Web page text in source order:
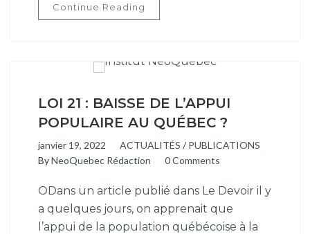
Continue Reading
LOI 21 : BAISSE DE L’APPUI
POPULAIRE AU QUÉBEC ?
janvier 19, 2022 ACTUALITÉS /PUBLICATIONS
ByNeoQuebec Rédaction 0 Comments
ODans un article publié dans Le Devoir il y
a quelques jours, on apprenait que
l’appui de la population québécoise à la